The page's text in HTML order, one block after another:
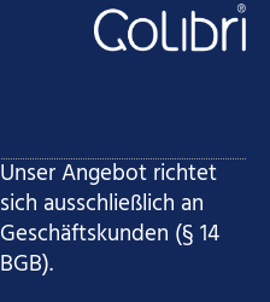
Unser Angebot richtet
sich ausschließlich an
Geschäftskunden (§ 14
BGB).